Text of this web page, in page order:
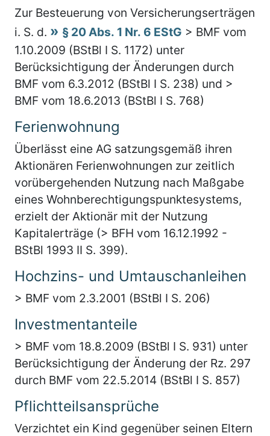
Zur Besteuerung von Versicherungserträgen
i. S. d.
§ 20 Abs. 1 Nr. 6 EStG > BMF vom
1.10.2009 (BStBl I S. 1172) unter
Berücksichtigung der Änderungen durch
BMF vom 6.3.2012 (BStBl I S. 238) und >
BMF vom 18.6.2013 (BStBl I S. 768)
Ferienwohnung
Überlässt eine AG satzungsgemäß ihren
Aktionären Ferienwohnungen zur zeitlich
vorübergehenden Nutzung nach Maßgabe
eines Wohnberechtigungspunktesystems,
erzielt der Aktionär mit der Nutzung
Kapitalerträge (> BFH vom 16.12.1992 -
BStBl 1993 II S. 399).
Hochzins- und Umtauschanleihen
> BMF vom 2.3.2001 (BStBl I S. 206)
Investmentanteile
> BMF vom 18.8.2009 (BStBl I S. 931) unter
Berücksichtigung der Änderung der Rz. 297
durch BMF vom 22.5.2014 (BStBl I S. 857)
Pflichtteilsansprüche
Verzichtet ein Kind gegenüber seinen Eltern